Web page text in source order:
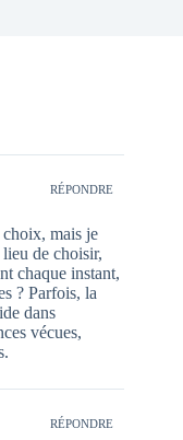
RÉPONDRE
mais je
de choisir,
chaque instant,
? Parfois, la
dans
vécues,
RÉPONDRE